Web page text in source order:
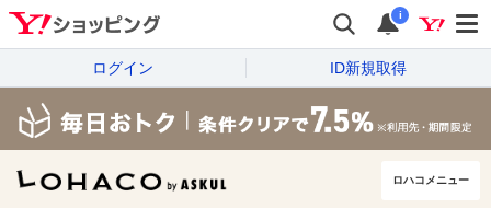
i
ログイン ID新規取得
ロハコメニュー